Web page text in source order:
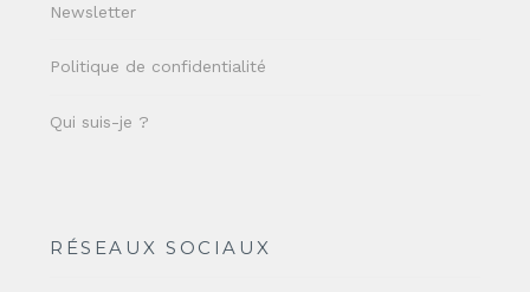
Newsletter
Politique de confidentialité
Qui suis-je ?
RÉSEAUX SOCIAUX